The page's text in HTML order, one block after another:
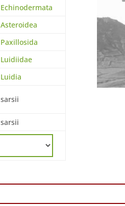
Echinodermata
Asteroidea
Paxillosida
Luidiidae
Luidia
sarsii
sarsii